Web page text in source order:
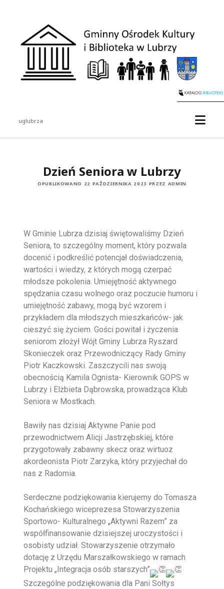
uglubrza
Dzień Seniora w Lubrzy
OPUBLIKOWANO 22 PAŹDZIERNIKA 2023 PRZEZ ADMIN
W Gminie Lubrza dzisiaj świętowaliśmy Dzień
Seniora, to szczególny moment, który pozwala
docenić i podkreślić potencjał doświadczenia,
wartości i wiedzy, z których mogą czerpać
młodsze pokolenia. Umiejętność aktywnego
spędzania czasu wolnego oraz poczucie humoru i
umiejętność zabawy, mogą być wzorem i
przykładem dla młodszych mieszkańców- jak
cieszyć się życiem. Gości powitał i życzenia
seniorom złożył Wójt Gminy Lubrza Ryszard
Skonieczek oraz Przewodniczący Rady Gminy
Piotr Kaczkowski. Zaszczycili nas swoją
obecnością Kamila Ognista- Kierownik GOPS w
Lubrzy i Elżbieta Dąbrowska, prowadząca Klub
Seniora w Mostkach.
Bawiły nas dzisiaj Aktywne Panie pod
przewodnictwem Alicji Jastrzębskiej, które
przygotowały zabawny skecz oraz wirtuoz
akordeonista Piotr Zarzyka, który przyjechał do
nas z Radomia.
Serdeczne podziękowania kierujemy do Tomasza
Kochańskiego wiceprezesa Stowarzyszenia
Sportowo- Kulturalnego „Aktywni Razem” za
współfinansowanie dzisiejszej uroczystości i
osobisty udział. Stowarzyszenie otrzymało
dotację z Urzędu Marszałkowskiego w ramach
Projektu „Integracja osób starszych”
Szczególne podziękowania dla Pani Sołtys